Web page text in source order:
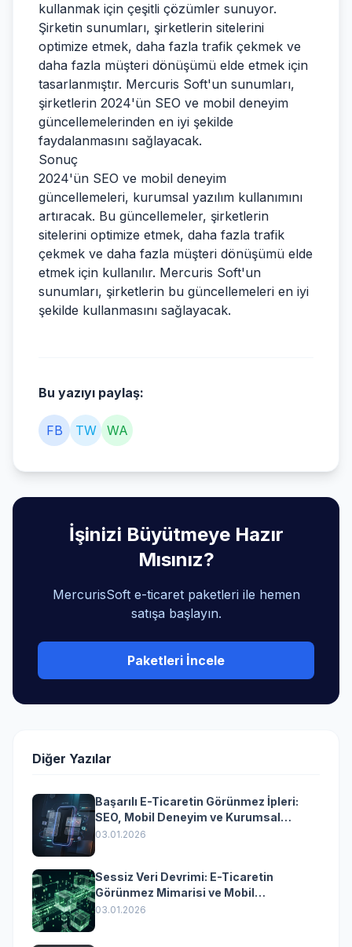
kullanmak için çeşitli çözümler sunuyor.
Şirketin sunumları, şirketlerin sitelerini
optimize etmek, daha fazla trafik çekmek ve
daha fazla müşteri dönüşümü elde etmek için
tasarlanmıştır. Mercuris Soft'un sunumları,
şirketlerin 2024'ün SEO ve mobil deneyim
güncellemelerinden en iyi şekilde
faydalanmasını sağlayacak.
Sonuç
2024'ün SEO ve mobil deneyim
güncellemeleri, kurumsal yazılım kullanımını
artıracak. Bu güncellemeler, şirketlerin
sitelerini optimize etmek, daha fazla trafik
çekmek ve daha fazla müşteri dönüşümü elde
etmek için kullanılır. Mercuris Soft'un
sunumları, şirketlerin bu güncellemeleri en iyi
şekilde kullanmasını sağlayacak.
Bu yazıyı paylaş:
FB TW WA
İşinizi Büyütmeye Hazır
Mısınız?
MercurisSoft e-ticaret paketleri ile hemen
satışa başlayın.
Paketleri İncele
Diğer Yazılar
Başarılı E-Ticaretin Görünmez İpleri:
SEO, Mobil Deneyim ve Kurumsal
Yazılımın Kazandıran Senkronizasyonu
03.01.2026
Sessiz Veri Devrimi: E-Ticaretin
Görünmez Mimarisi ve Mobil
Dönüşümün Kurumsal Anahtarı
03.01.2026